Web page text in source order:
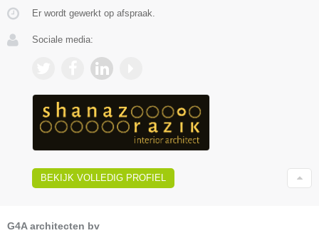
Er wordt gewerkt op afspraak.
Sociale media:
BEKIJK VOLLEDIG PROFIEL
G4A architecten bv